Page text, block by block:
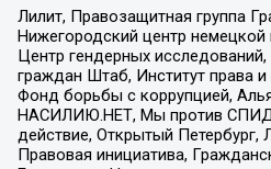
Лилит, Правозащитная группа
Нижегородский центр немецкой
Центр гендерных
граждан Штаб, Институт права и
Фонд борьбы с коррупцией,
НАСИЛИЮ.НЕТ, Мы против
действие, Открытый Петербург,
Правовая инициатива,